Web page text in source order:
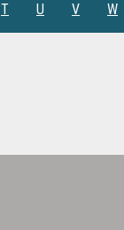
T U V W